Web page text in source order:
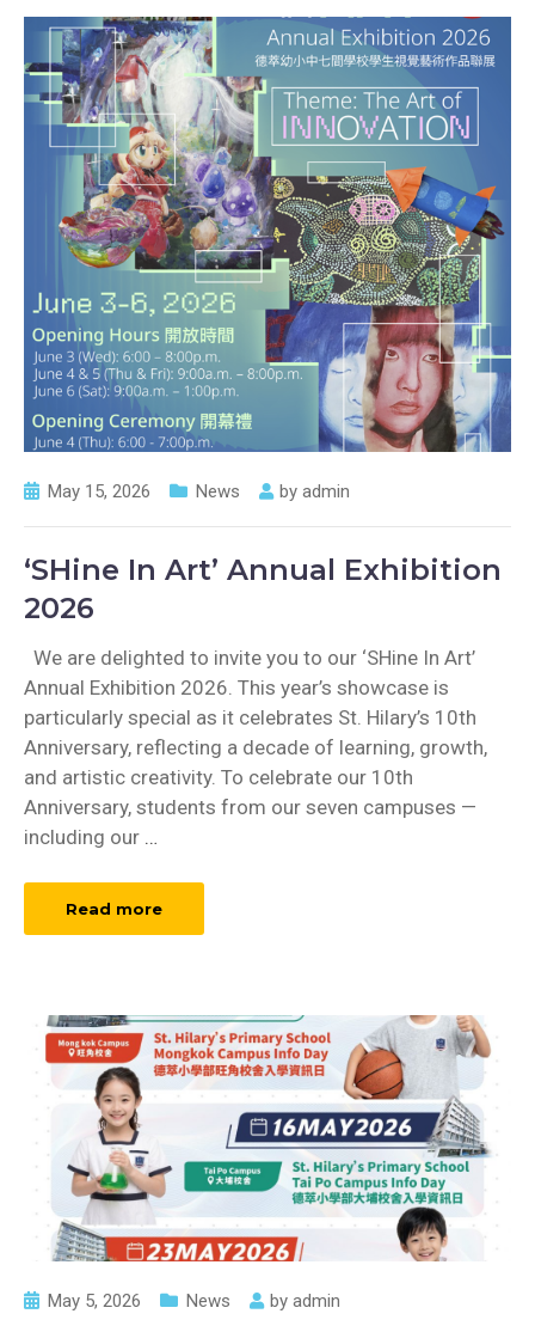
May 15, 2026 News by admin
‘SHine In Art’ Annual Exhibition
2026
We are delighted to invite you to our ‘SHine In Art’
Annual Exhibition 2026. This year’s showcase is
particularly special as it celebrates St. Hilary’s 10th
Anniversary, reflecting a decade of learning, growth,
and artistic creativity. To celebrate our 10th
Anniversary, students from our seven campuses —
including our …
Read more
May 5, 2026 News by admin